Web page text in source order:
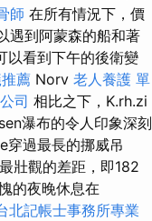
師 在所有情況下，價
遇到阿蒙森的船和著
以看到下午的後衛變
薦 Norv 老人養護 單
司 相比之下，K.rh.zi
瀑布的令人印象深刻
穿過最長的挪威吊
壯觀的差距，即182
的夜晚休息在
北記帳士事務所專業